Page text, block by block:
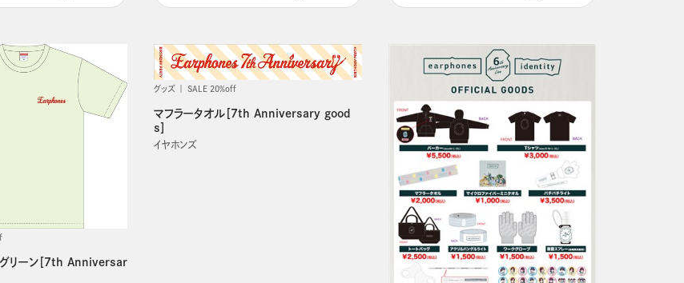
グリーン［7th Anniversar
グッズ SALE 20%off
マフラータオル［7th Anniversary good
s］
イヤホンズ